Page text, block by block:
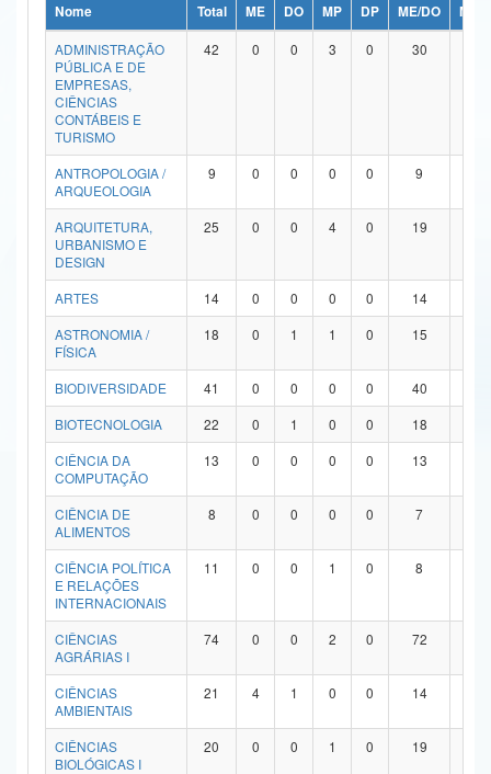
Ministério da Ciência, Tecnologia, Inovações e Comunicações
Ministério do Meio Ambiente
Ministério do Turismo
Ministério do Desenvolvimento Regional
Controladoria-Geral da União
Ministério da Mulher, da Família e dos Direitos Humanos
Secretaria de Governo
Advocacia-Geral da União
Banco Central do Brasil
Nome Total ME DO MP DP ME/DO
MP/
ADMINISTRAÇÃO
PÚBLICA E DE
EMPRESAS,
CIÊNCIAS
CONTÁBEIS E
TURISMO
42 0 0 3 0 30
ANTROPOLOGIA /
ARQUEOLOGIA
9 0 0 0 0 9
ARQUITETURA,
URBANISMO E
DESIGN
25 0 0 4 0 19
ARTES 14 0 0 0 0 14
ASTRONOMIA /
FÍSICA
18 0 1 1 0 15
BIODIVERSIDADE 41 0 0 0 0 40
BIOTECNOLOGIA
22 0 1 0 0 18
CIÊNCIA DA
COMPUTAÇÃO
13 0 0 0 0 13
CIÊNCIA DE
ALIMENTOS
8 0 0 0 0 7
CIÊNCIA POLÍTICA
E RELAÇÕES
INTERNACIONAIS
11 0 0 1 0 8
CIÊNCIAS
AGRÁRIAS I
74 0 0 2 0 72
CIÊNCIAS
AMBIENTAIS
21 4 1 0 0 14
CIÊNCIAS
BIOLÓGICAS I
20 0 0 1 0 19